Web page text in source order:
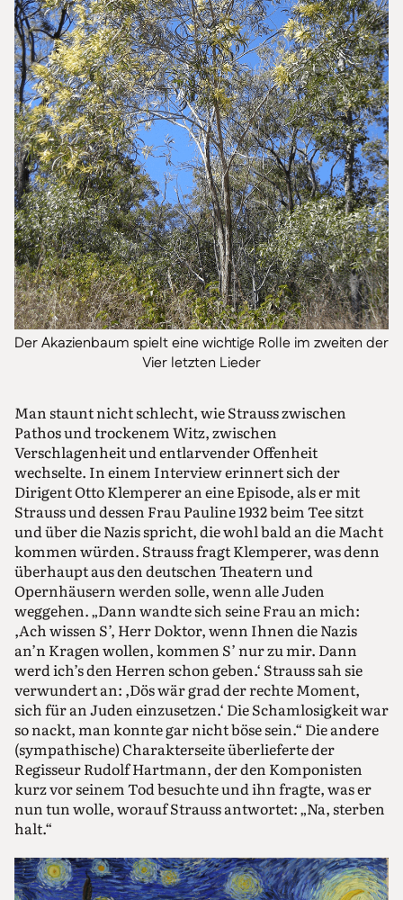
Der Akazienbaum spielt eine wichtige Rolle im zweiten der
Vier letzten Lieder
Man staunt nicht schlecht, wie Strauss zwischen
Pathos und trockenem Witz, zwischen
Verschlagenheit und entlarvender Offenheit
wechselte. In einem Interview erinnert sich der
Dirigent Otto Klemperer an eine Episode, als er mit
Strauss und dessen Frau Pauline 1932 beim Tee sitzt
und über die Nazis spricht, die wohl bald an die Macht
kommen würden. Strauss fragt Klemperer, was denn
überhaupt aus den deutschen Theatern und
Opernhäusern werden solle, wenn alle Juden
weggehen. „Dann wandte sich seine Frau an mich:
,Ach wissen S’, Herr Doktor, wenn Ihnen die Nazis
an’n Kragen wollen, kommen S’ nur zu mir. Dann
werd ich’s den Herren schon geben.‘ Strauss sah sie
verwundert an: ,Dös wär grad der rechte Moment,
sich für an Juden einzusetzen.‘ Die Schamlosigkeit war
so nackt, man konnte gar nicht böse sein.“ Die andere
(sympathische) Charakterseite überlieferte der
Regisseur Rudolf Hartmann, der den Komponisten
kurz vor seinem Tod besuchte und ihn fragte, was er
nun tun wolle, worauf Strauss antwortet: „Na, sterben
halt.“